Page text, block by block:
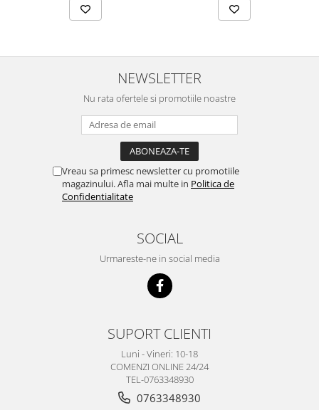
NEWSLETTER
Nu rata ofertele si promotiile noastre
Vreau sa primesc newsletter cu promotiile
magazinului. Afla mai multe in Politica de
Confidentialitate
SOCIAL
Urmareste-ne in social media
SUPORT CLIENTI
Luni - Vineri: 10-18
COMENZI ONLINE 24/24
TEL-0763348930
0763348930